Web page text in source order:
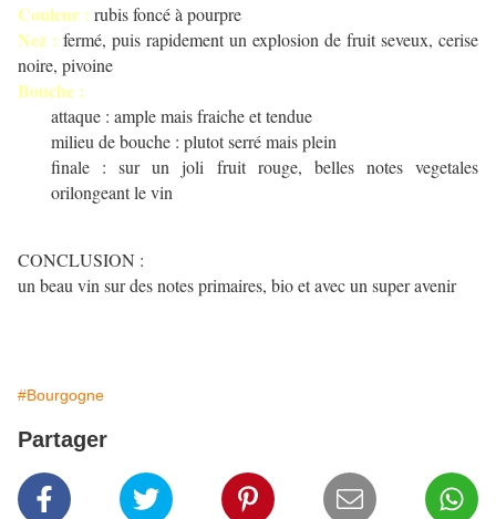
Couleur : rubis foncé à pourpre
Nez : fermé, puis rapidement un explosion de fruit seveux, cerise
noire, pivoine
Bouche :
attaque : ample mais fraiche et tendue
milieu de bouche : plutot serré mais plein
finale : sur un joli fruit rouge, belles notes vegetales
orilongeant le vin
CONCLUSION :
un beau vin sur des notes primaires, bio et avec un super avenir
#Bourgogne
Partager